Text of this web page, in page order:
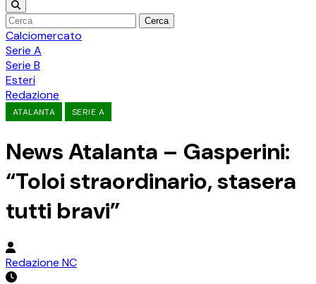
Cerca
Calciomercato
Serie A
Serie B
Esteri
Redazione
ATALANTA SERIE A
News Atalanta – Gasperini:
“Toloi straordinario, stasera
tutti bravi”
Redazione NC